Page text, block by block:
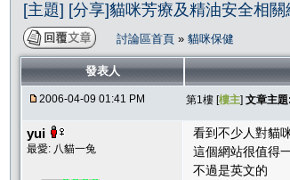
[主題] [分享]貓咪芳療及精油安全相關
討論區首頁 » 貓咪保健
發表人
2006-04-09 01:41 PM 第1樓 [樓主] 文章主題:
yui
最愛: 八貓一兔
看到不少人對貓
這個網站很值得
不過是英文的